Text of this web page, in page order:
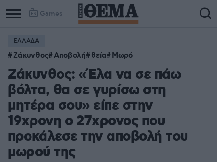
Games
Column
1
Column
2
ΕΛΛΑΔΑ
Ζάκυνθος Αποβολή θεία Μωρό
Ζάκυνθος: «Έλα να σε πάω
βόλτα, θα σε γυρίσω στη
μητέρα σου» είπε στην
19χρονη ο 27χρονος που
προκάλεσε την αποβολή του
μωρού της